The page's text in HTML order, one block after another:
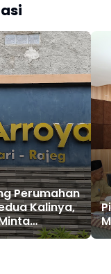
Perumahan
Kalinya,
Dana